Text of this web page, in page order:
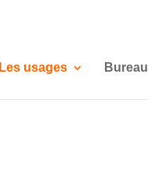
Les usages